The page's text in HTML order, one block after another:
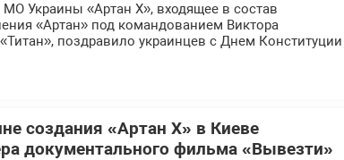
Украины «Артан Х», входящее в состав
«Артан» под командованием Виктора
поздравило украинцев с Днем Конституции
создания «Артан Х» в Киеве
документального фильма «Вывезти»